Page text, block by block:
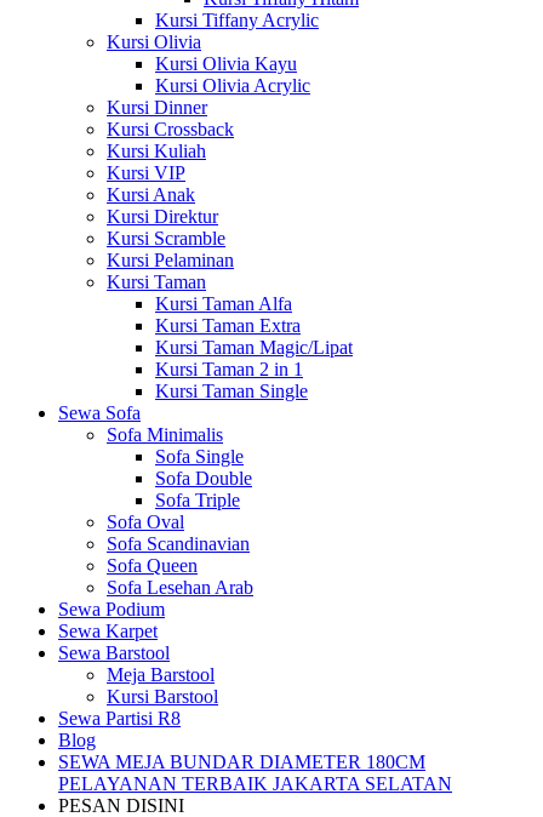
Kursi Tiffany Acrylic
Kursi Olivia
Kursi Olivia Kayu
Kursi Olivia Acrylic
Kursi Dinner
Kursi Crossback
Kursi Kuliah
Kursi VIP
Kursi Anak
Kursi Direktur
Kursi Scramble
Kursi Pelaminan
Kursi Taman
Kursi Taman Alfa
Kursi Taman Extra
Kursi Taman Magic/Lipat
Kursi Taman 2 in 1
Kursi Taman Single
Sewa Sofa
Sofa Minimalis
Sofa Single
Sofa Double
Sofa Triple
Sofa Oval
Sofa Scandinavian
Sofa Queen
Sofa Lesehan Arab
Sewa Podium
Sewa Karpet
Sewa Barstool
Meja Barstool
Kursi Barstool
Sewa Partisi R8
Blog
SEWA MEJA BUNDAR DIAMETER 180CM
PELAYANAN TERBAIK JAKARTA SELATAN
PESAN DISINI